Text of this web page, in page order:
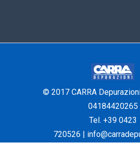
© 2017 CARRA Depurazioni
04184420265
Tel. +39 0423
720526 |